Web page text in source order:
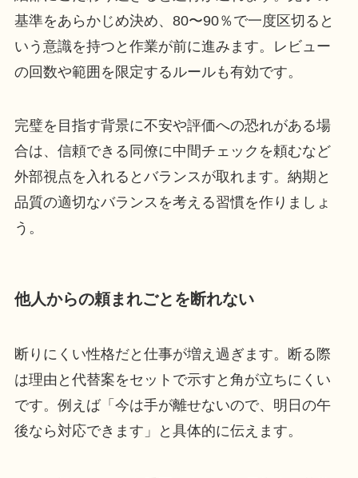
基準をあらかじめ決め、80〜90％で一度区切ると
いう意識を持つと作業が前に進みます。レビュー
の回数や範囲を限定するルールも有効です。
完璧を目指す背景に不安や評価への恐れがある場
合は、信頼できる同僚に中間チェックを頼むなど
外部視点を入れるとバランスが取れます。納期と
品質の適切なバランスを考える習慣を作りましょ
う。
他人からの頼まれごとを断れない
断りにくい性格だと仕事が増え過ぎます。断る際
は理由と代替案をセットで示すと角が立ちにくい
です。例えば「今は手が離せないので、明日の午
後なら対応できます」と具体的に伝えます。